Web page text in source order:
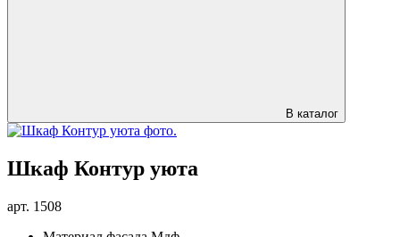
В каталог
Шкаф Контур уюта
арт. 1508